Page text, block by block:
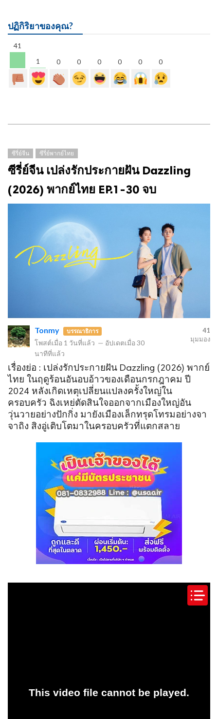
ปฏิกิริยาของคุณ?
41
1
0 0 0 0 0 0
ซีรี่ย์จีน ซีรี่ย์พากย์ไทย
ซีรี่ย์จีน เปล่งรักประกายฝัน Dazzling
(2026) พากย์ไทย EP.1-30 จบ
Tonmy บรรณาธิการ
โพสต์เมื่อ 1 วันที่แล้ว — อัปเดตเมื่อ 30
นาทีที่แล้ว
41
มุมมอง
เรื่องย่อ : เปล่งรักประกายฝัน Dazzling (2026) พากย์
ไทย ในฤดูร้อนอันอบอ้าวของเดือนกรกฎาคม ปี
2024 หลังเกิดเหตุเปลี่ยนแปลงครั้งใหญ่ใน
ครอบครัว ฉิงเหย่ตัดสินใจออกจากเมืองใหญ่อัน
วุ่นวายอย่างปักกิ่ง มายังเมืองเล็กทรุดโทรมอย่างจา
จาถิง สิงอู่เติบโตมาในครอบครัวที่แตกสลาย